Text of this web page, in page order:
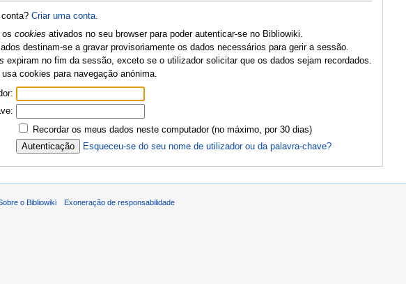
Criar uma conta.
cookies ativados no seu browser para poder autenticar-se no Bibliowiki.
destinam-se a gravar provisoriamente os dados necessários para gerir a sessão.
expiram no fim da sessão, exceto se o utilizador solicitar que os dados sejam recordados.
cookies para navegação anónima.
Recordar os meus dados neste computador (no máximo, por 30 dias)
Esqueceu-se do seu nome de utilizador ou da palavra-chave?
o Bibliowiki Exoneração de responsabilidade